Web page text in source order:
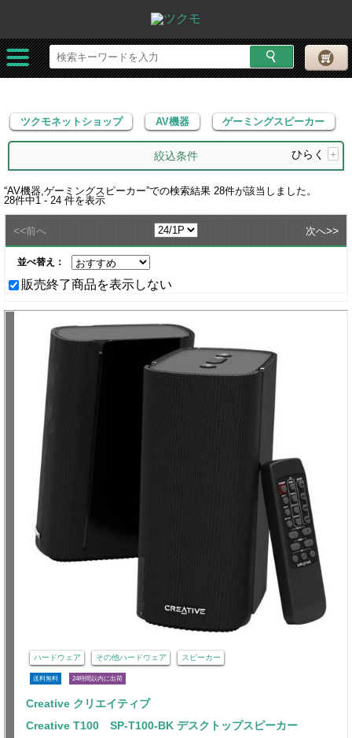
ツクモネットショップ AV機器 ゲーミングスピーカー
ツクモネットショップ AV機器 ゲーミングスピーカー
絞込条件 ひらく +
“AV機器,ゲーミングスピーカー”での検索結果 28件が該当しました。
28件中1 - 24 件を表示
<<前へ 次へ>>
並べ替え：
販売終了商品を表示しない
ハードウェア その他ハードウェア スピーカー
送料無料 24時間以内に出荷
Creative クリエイティブ
Creative T100 SP-T100-BK デスクトップスピーカー